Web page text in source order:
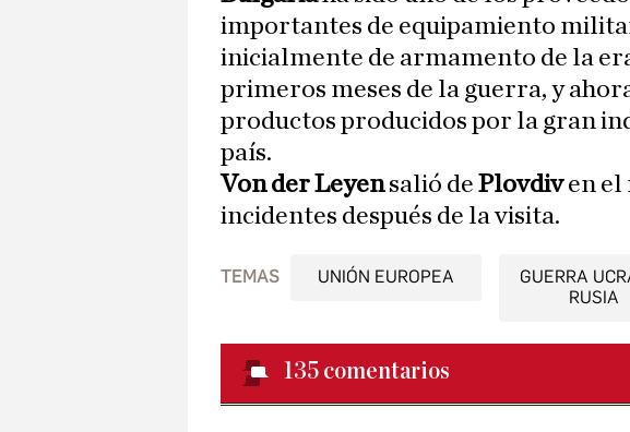
importantes de equipamiento
inicialmente de armamento de la
primeros meses de la guerra, y
productos producidos por la gran
país.
Von der Leyensalió de Plovdiven el
incidentes después de la visita.
TEMAS UNIÓN EUROPEA
GUERRA
RUSIA
135 comentarios